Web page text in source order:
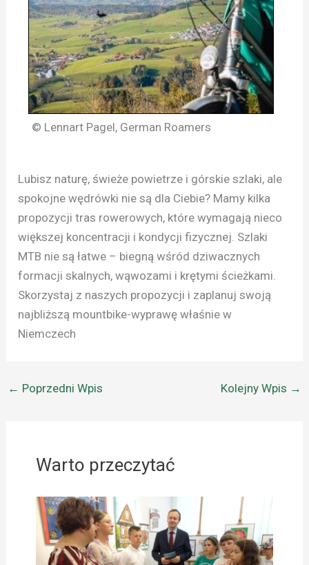
© Lennart Pagel, German Roamers
Lubisz naturę, świeże powietrze i górskie szlaki, ale
spokojne wędrówki nie są dla Ciebie? Mamy kilka
propozycji tras rowerowych, które wymagają nieco
większej koncentracji i kondycji fizycznej. Szlaki
MTB nie są łatwe – biegną wśród dziwacznych
formacji skalnych, wąwozami i krętymi ścieżkami.
Skorzystaj z naszych propozycji i zaplanuj swoją
najbliższą mountbike-wyprawę właśnie w
Niemczech
← Poprzedni Wpis Kolejny Wpis →
Warto przeczytać